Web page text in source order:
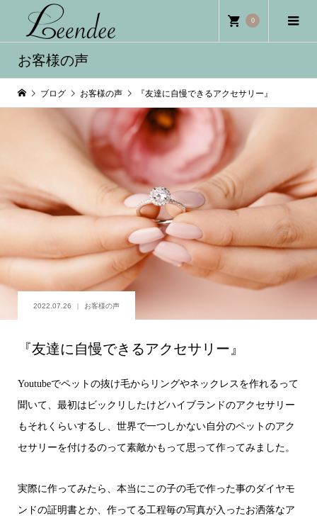
0
お客様の声
ブログ お客様の声 『友達に自慢できるアクセサリー』
2022.07.26 お客様の声
『友達に自慢できるアクセサリー』
Youtubeでペットの抜け毛からリングやネックレスを作れるって
聞いて、最初はビックリしたけどハイブランドのアクセサリー
もそれくらいするし、世界で一つしかない自分のペットのアク
セサリーを付けるのって素敵かもって思って作ってみました。
実際に作ってみたら、本当にこの子の毛で作った事のダイヤモ
ンドの証明書とか、作ってる工程毎の写真が入ったお洒落なア